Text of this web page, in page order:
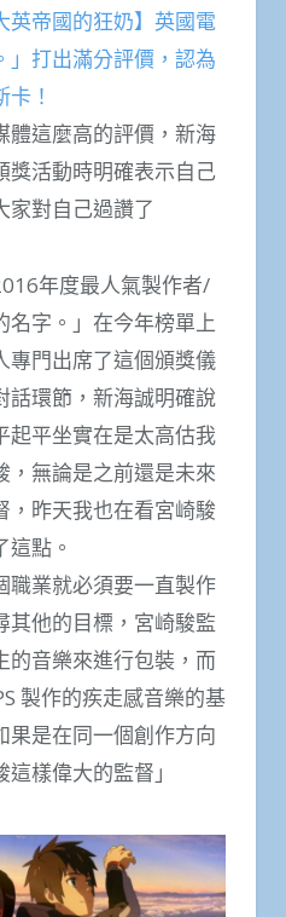
英帝國的狂奶】英國電
」打出滿分評價，認為
！
體這麼高的評價，新海
獎活動時明確表示自己
家對自己過讚了
年度最人氣製作者/
名字。」在今年榜單上
專門出席了這個頒獎儀
話環節，新海誠明確說
起平坐實在是太高估我
，無論是之前還是未來
，昨天我也在看宮崎駿
點。
職業就必須要一直製作
其他的目標，宮崎駿監
的音樂來進行包裝，而
製作的疾走感音樂的基
果是在同一個創作方向
樣偉大的監督」